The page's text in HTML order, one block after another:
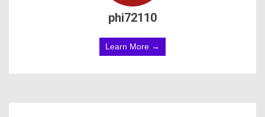
phi72110
Learn More →